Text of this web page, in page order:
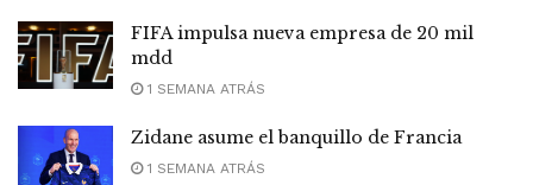
FIFA impulsa nueva empresa de 20 mil
mdd
1 SEMANA ATRÁS
Zidane asume el banquillo de Francia
1 SEMANA ATRÁS